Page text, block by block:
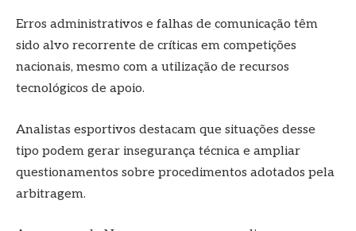
Erros administrativos e falhas de comunicação têm
sido alvo recorrente de críticas em competições
nacionais, mesmo com a utilização de recursos
tecnológicos de apoio.
Analistas esportivos destacam que situações desse
tipo podem gerar insegurança técnica e ampliar
questionamentos sobre procedimentos adotados pela
arbitragem.